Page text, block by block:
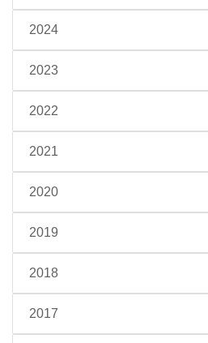
2024
2023
2022
2021
2020
2019
2018
2017